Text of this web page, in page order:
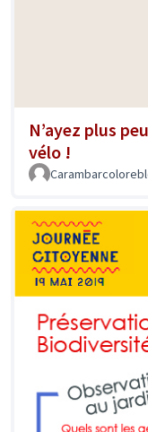
N’ayez plus
vélo !